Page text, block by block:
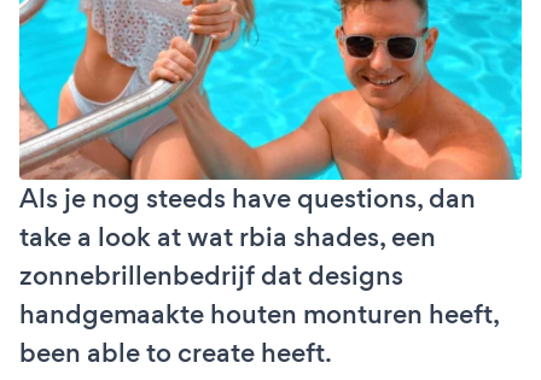
Als je nog steeds have questions, dan
take a look at wat rbia shades, een
zonnebrillenbedrijf dat designs
handgemaakte houten monturen heeft,
been able to create heeft.